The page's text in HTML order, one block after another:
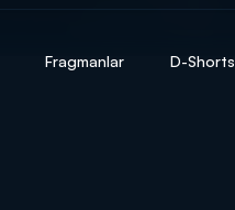
Fragmanlar D-Shorts